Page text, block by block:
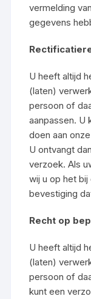
vermelding
gegevens
U heeft altijd
(laten)
persoon of
aanpassen. U
doen aan
U ontvangt
verzoek. Als
wij u op het
bevestiging
Recht op
U heeft altijd
(laten)
persoon of
kunt een